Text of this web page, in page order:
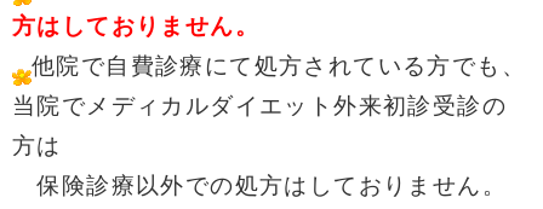
方はしておりません。
他院で自費診療にて処方されている方でも、
当院でメディカルダイエット外来初診受診の
方は
保険診療以外での処方はしておりません。